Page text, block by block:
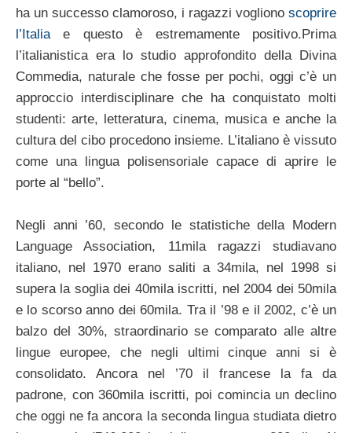
ha un successo clamoroso, i ragazzi vogliono scoprire
l’Italia e questo è estremamente positivo.Prima
l’italianistica era lo studio approfondito della Divina
Commedia, naturale che fosse per pochi, oggi c’è un
approccio interdisciplinare che ha conquistato molti
studenti: arte, letteratura, cinema, musica e anche la
cultura del cibo procedono insieme. L’italiano è vissuto
come una lingua polisensoriale capace di aprire le
porte al “bello”.
Negli anni ’60, secondo le statistiche della Modern
Language Association, 11mila ragazzi studiavano
italiano, nel 1970 erano saliti a 34mila, nel 1998 si
supera la soglia dei 40mila iscritti, nel 2004 dei 50mila
e lo scorso anno dei 60mila. Tra il ’98 e il 2002, c’è un
balzo del 30%, straordinario se comparato alle altre
lingue europee, che negli ultimi cinque anni si è
consolidato. Ancora nel ’70 il francese la fa da
padrone, con 360mila iscritti, poi comincia un declino
che oggi ne fa ancora la seconda lingua studiata dietro